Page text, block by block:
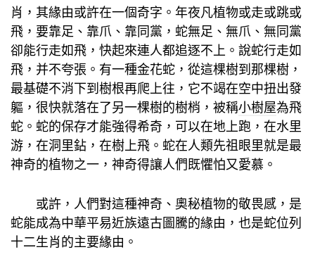
肖，其緣由或許在一個奇字。年夜凡植物或走或跳或
飛，要靠足、靠爪、靠同黨，蛇無足、無爪、無同黨
卻能行走如飛，快起來連人都追逐不上。說蛇行走如
飛，并不夸張。有一種金花蛇，從這棵樹到那棵樹，
最基礎不消下到樹根再爬上往，它不竭在空中扭出發
軀，很快就落在了另一棵樹的樹梢，被稱小樹屋為飛
蛇。蛇的保存才能強得希奇，可以在地上跑，在水里
游，在洞里鉆，在樹上飛。蛇在人類先祖眼里就是最
神奇的植物之一，神奇得讓人們既懼怕又愛慕。
或許，人們對這種神奇、奧秘植物的敬畏感，是
蛇能成為中華平易近族遠古圖騰的緣由，也是蛇位列
十二生肖的主要緣由。